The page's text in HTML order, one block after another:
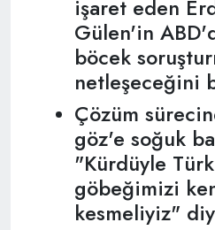
işaret eden
Gülen'in
böcek
netleşeceğini
Çözüm
göz'e soğuk
"Kürdüyle
göbeğimizi
kesmeliyiz"